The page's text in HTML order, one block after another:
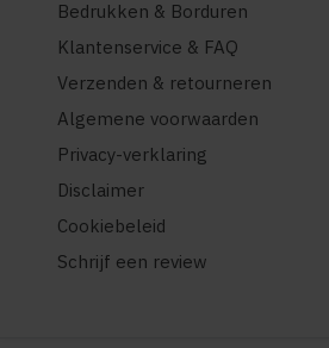
Bedrukken & Borduren
Klantenservice & FAQ
Verzenden & retourneren
Algemene voorwaarden
Privacy-verklaring
Disclaimer
Cookiebeleid
Schrijf een review